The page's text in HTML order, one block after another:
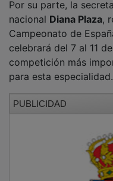
Recordó que el
confección de los
en el próximo
darán cita los mejores